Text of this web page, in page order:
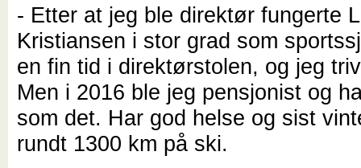
- Etter at jeg ble direktør fungerte
Kristiansen i stor grad som
en fin tid i direktørstolen, og jeg
Men i 2016 ble jeg pensjonist og
som det. Har god helse og sist
rundt 1300 km på ski.